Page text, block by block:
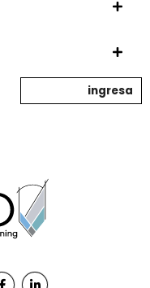
ingresa